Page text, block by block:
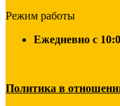
Режим работы
Ежедневно c
Политика в